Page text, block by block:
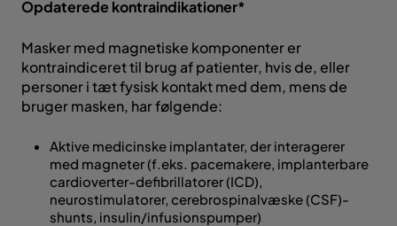
Opdaterede kontraindikationer*
Masker med magnetiske komponenter er
kontraindiceret til brug af patienter, hvis de, eller
personer i tæt fysisk kontakt med dem, mens de
bruger masken, har følgende:
Aktive medicinske implantater, der interagerer
med magneter (f.eks. pacemakere, implanterbare
cardioverter-defibrillatorer (ICD),
neurostimulatorer, cerebrospinalvæske (CSF)-
shunts, insulin/infusionspumper)